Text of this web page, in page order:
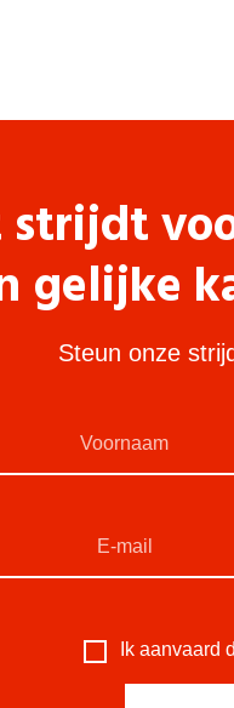
gelijke
Steun onze
Ik aanvaard